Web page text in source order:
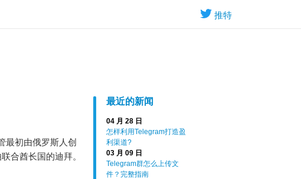
推特
最近的新闻
04 月 28 日
怎样利用Telegram打造盈
利渠道?
03 月 09 日
Telegram群怎么上传文
件？完整指南
最初由俄罗斯人创
合酋长国的迪拜。